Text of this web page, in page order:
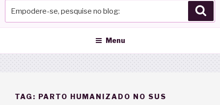
pesquise
blog
Menu
TAG: PARTO HUMANIZADO NO SUS